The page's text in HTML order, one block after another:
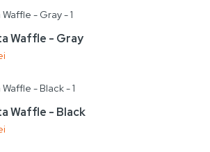
Waffle - Gray
Waffle - Black